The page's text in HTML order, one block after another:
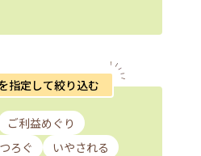
指定して絞り込む
ご利益めぐり
ろぐ
いやされる